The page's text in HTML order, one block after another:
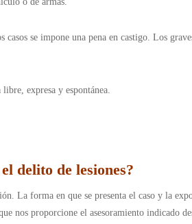
se impone una pena en castigo. Los
expresa y espontánea.
delito de lesiones?
La forma en que se presenta el caso y la
nos proporcione el asesoramiento indicado